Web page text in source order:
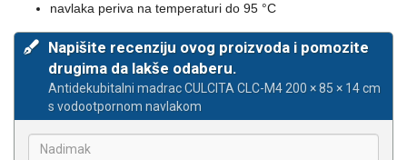
navlaka periva na temperaturi do 95 °C
Napišite recenziju ovog proizvoda i pomozite
drugima da lakše odaberu.
Antidekubitalni madrac CULCITA CLC-M4 200 × 85 × 14 cm
s vodootpornom navlakom